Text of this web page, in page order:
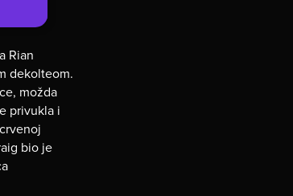
Rian
dekolteom.
možda
privukla i
bio je